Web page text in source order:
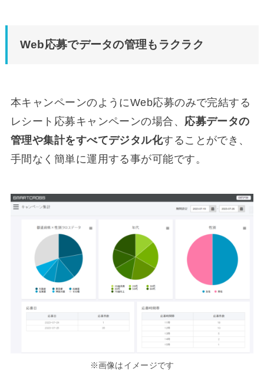
Web応募でデータの管理もラクラク
本キャンペーンのようにWeb応募のみで完結する
レシート応募キャンペーンの場合、 応募データの
管理や集計をすべてデジタル化することができ、
手間なく簡単に運用する事が可能です。
※画像はイメージです